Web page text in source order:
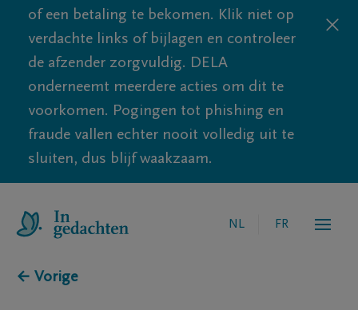
of een betaling te bekomen. Klik niet op
verdachte links of bijlagen en controleer
de afzender zorgvuldig. DELA
onderneemt meerdere acties om dit te
voorkomen. Pogingen tot phishing en
fraude vallen echter nooit volledig uit te
sluiten, dus blijf waakzaam.
NL FR
← Vorige